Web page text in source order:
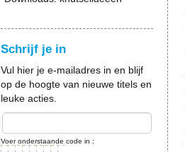
Schrijf je in
Vul hier je e-mailadres in en blijf
op de hoogte van nieuwe titels en
leuke acties.
Voer onderstaande code in :